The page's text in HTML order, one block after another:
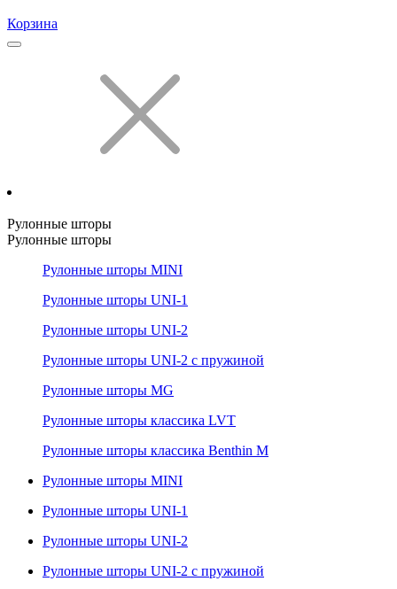
Корзина
Рулонные шторы
Рулонные шторы
Рулонные шторы MINI
Рулонные шторы UNI-1
Рулонные шторы UNI-2
Рулонные шторы UNI-2 с пружиной
Рулонные шторы MG
Рулонные шторы классика LVT
Рулонные шторы классика Benthin M
Рулонные шторы MINI
Рулонные шторы UNI-1
Рулонные шторы UNI-2
Рулонные шторы UNI-2 с пружиной